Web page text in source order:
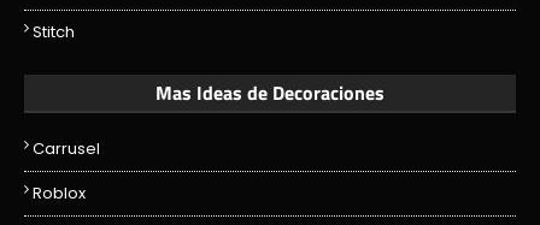
Stitch
Mas Ideas de Decoraciones
Carrusel
Roblox